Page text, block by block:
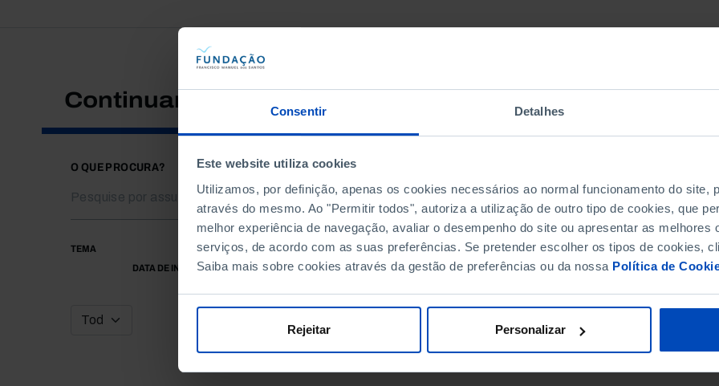
Consentir Detalhes
Este website utiliza cookies
Utilizamos, por definição, apenas os cookies necessários ao normal funcionamento do site,
através do mesmo. Ao "Permitir todos", autoriza a utilização de outro tipo de cookies, que
melhor experiência de navegação, avaliar o desempenho do site ou apresentar as melhores
serviços, de acordo com as suas preferências. Se pretender escolher os tipos de cookies,
Saiba mais sobre cookies através da gestão de preferências ou da nossa Política de
Rejeitar Personalizar
Continuar a pesquisar
O QUE PROCURA?
TEMA
DATA DE INÍCIO
DATA DE FIM